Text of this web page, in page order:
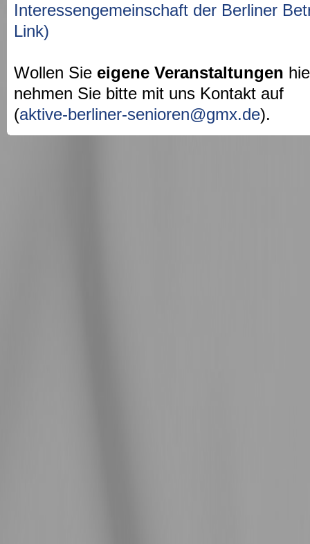
Interessengemeinschaft der Berliner
Link)
Wollen Sie eigene Veranstaltungen
nehmen Sie bitte mit uns Kontakt auf
(aktive-berliner-senioren@gmx.de).